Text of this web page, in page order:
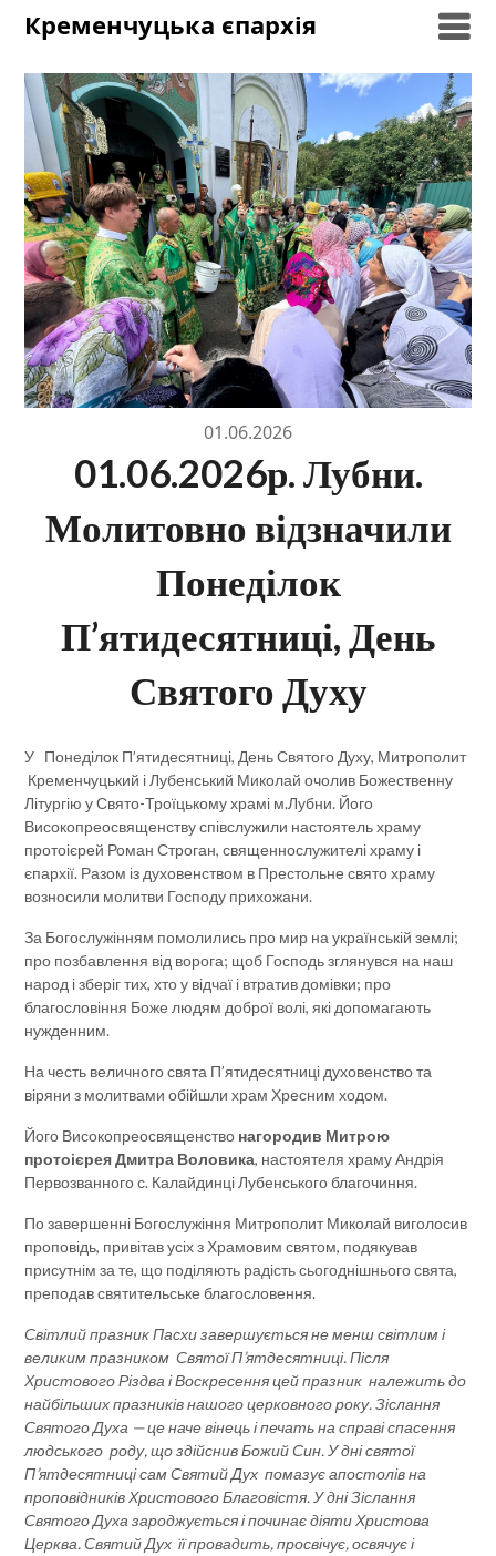
SkipКременчуцька єпархія
01.06.2026
01.06.2026р. Лубни.
Молитовно відзначили
Понеділок
П’ятидесятниці, День
Святого Духу
У Понеділок П’ятидесятниці, День Святого Духу, Митрополит
Кременчуцький і Лубенський Миколай очолив Божественну
Літургію у Свято-Троїцькому храмі м.Лубни. Його
Високопреосвященству співслужили настоятель храму
протоієрей Роман Строган, священнослужителі храму і
єпархії. Разом із духовенством в Престольне свято храму
возносили молитви Господу прихожани.
За Богослужінням помолились про мир на українській землі;
про позбавлення від ворога; щоб Господь зглянувся на наш
народ і зберіг тих, хто у відчаї і втратив домівки; про
благословіння Боже людям доброї волі, які допомагають
нужденним.
На честь величного свята П’ятидесятниці духовенство та
віряни з молитвами обійшли храм Хресним ходом.
Його Високопреосвященство нагородив Митрою
протоієрея Дмитра Воловика, настоятеля храму Андрія
Первозванного с. Калайдинці Лубенського благочиння.
По завершенні Богослужіння Митрополит Миколай виголосив
проповідь, привітав усіх з Храмовим святом, подякував
присутнім за те, що поділяють радість сьогоднішнього свята,
преподав святительське благословення.
Світлий празник Пасхи завершується не менш світлим і
великим празником Святої П’ятдесятниці. Після
Христового Різдва і Воскресення цей празник належить до
найбільших празників нашого церковного року. Зіслання
Святого Духа — це наче вінець і печать на справі спасення
людського роду, що здійснив Божий Син. У дні святої
П’ятдесятниці сам Святий Дух помазує апостолів на
проповідників Христового Благовістя. У дні Зіслання
Святого Духа зароджується і починає діяти Христова
Церква. Святий Дух її провадить, просвічує, освячує і